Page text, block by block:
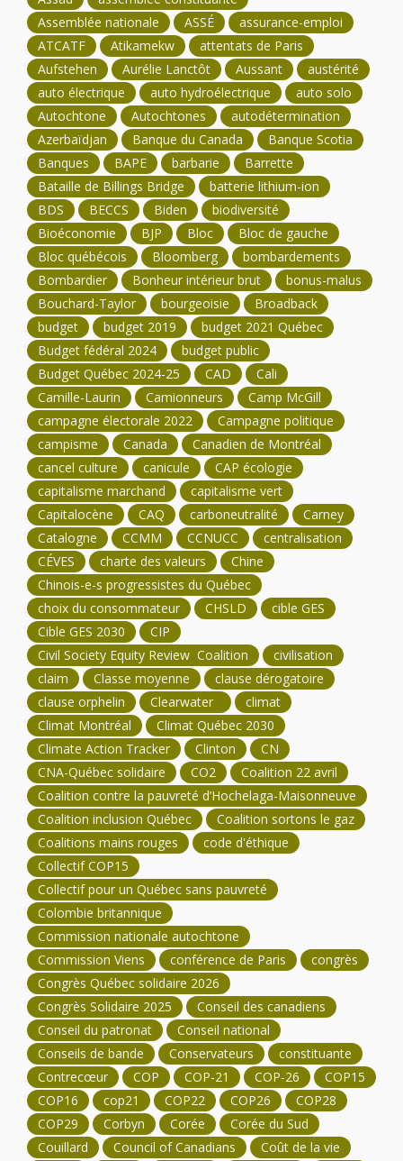
Assemblée nationale
ASSÉ
assurance-emploi
ATCATF
Atikamekw
attentats de Paris
Aufstehen
Aurélie Lanctôt Aussant
austérité
auto électrique
auto hydroélectrique
auto solo
Autochtone
Autochtones
autodétermination
Azerbaïdjan
Banque du Canada
Banque Scotia
Banques
BAPE barbarie
Barrette
Bataille de Billings Bridge
batterie lithium-ion
BDS
BECCS Biden
biodiversité
Bioéconomie
BJP Bloc
Bloc de gauche
Bloc québécois
Bloomberg
bombardements
Bombardier
Bonheur intérieur brut
bonus-malus
Bouchard-Taylor
bourgeoisie
Broadback
budget
budget 2019
budget 2021 Québec
Budget fédéral 2024
budget public
Budget Québec 2024-25
CAD
Cali
Camille-Laurin
Camionneurs
Camp McGill
campagne électorale 2022
Campagne politique
campisme
Canada
Canadien de Montréal
cancel culture
canicule
CAP écologie
capitalisme marchand
capitalisme vert
Capitalocène
CAQ carboneutralité
Carney
Catalogne
CCMM CCNUCC
centralisation
CÉVES
charte des valeurs
Chine
Chinois-e-s progressistes du Québec
choix du consommateur
CHSLD
cible GES
Cible GES 2030
CIP
Civil Society Equity Review Coalition
civilisation
claim
Classe moyenne
clause dérogatoire
clause orphelin
Clearwater
climat
Climat Montréal
Climat Québec 2030
Climate Action Tracker
Clinton
CN
CNA-Québec solidaire
CO2
Coalition 22 avril
Coalition contre la pauvreté d’Hochelaga-Maisonneuve
Coalition inclusion Québec
Coalition sortons le gaz
Coalitions mains rouges
code d'éthique
Collectif COP15
Collectif pour un Québec sans pauvreté
Colombie britannique
Commission nationale autochtone
Commission Viens
conférence de Paris
congrès
Congrès Québec solidaire 2026
Congrès Solidaire 2025
Conseil des canadiens
Conseil du patronat
Conseil national
Conseils de bande
Conservateurs
constituante
Contrecœur
COP COP-21 COP-26
COP15
COP16
cop21 COP22 COP26
COP28
COP29
Corbyn Corée
Corée du Sud
Couillard
Council of Canadians
Coût de la vie